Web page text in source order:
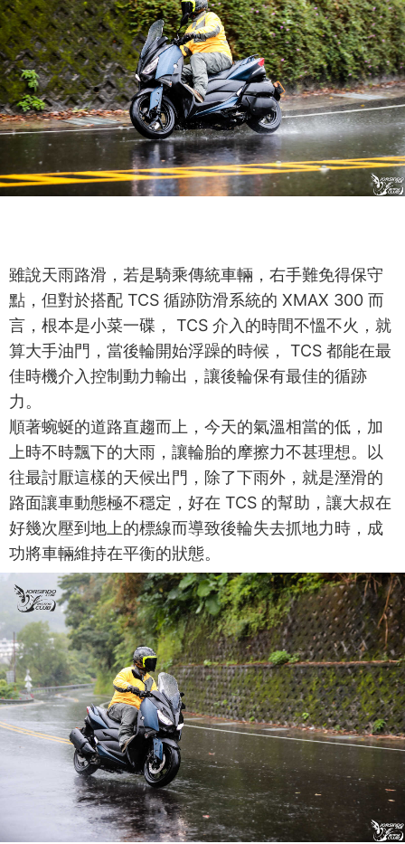
雖說天雨路滑，若是騎乘傳統車輛，右手難免得保守
點，但對於搭配 TCS 循跡防滑系統的 XMAX 300 而
言，根本是小菜一碟， TCS 介入的時間不慍不火，就
算大手油門，當後輪開始浮躁的時候， TCS 都能在最
佳時機介入控制動力輸出，讓後輪保有最佳的循跡
力。
順著蜿蜒的道路直趨而上，今天的氣溫相當的低，加
上時不時飄下的大雨，讓輪胎的摩擦力不甚理想。以
往最討厭這樣的天候出門，除了下雨外，就是溼滑的
路面讓車動態極不穩定，好在 TCS 的幫助，讓大叔在
好幾次壓到地上的標線而導致後輪失去抓地力時，成
功將車輛維持在平衡的狀態。